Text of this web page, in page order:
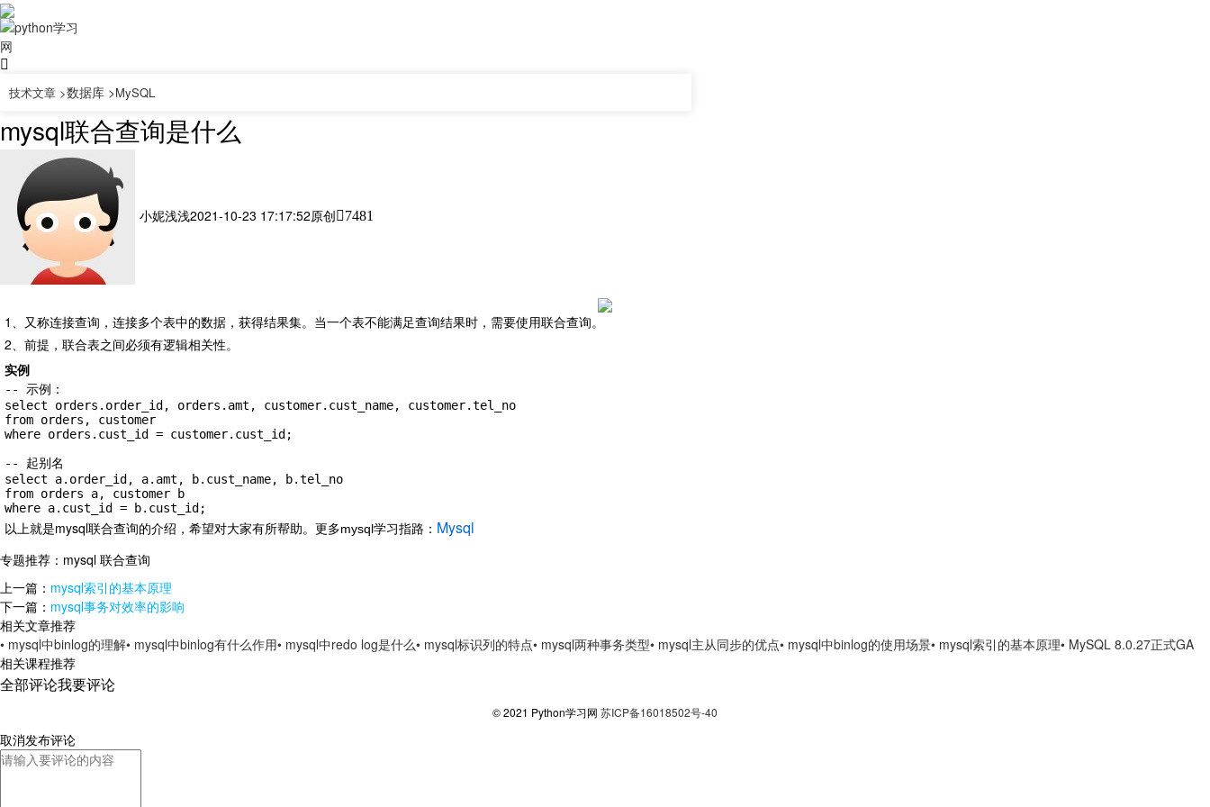
技术文章 >数据库 >MySQL
mysql联合查询是什么
小妮浅浅2021-10-23 17:17:52原创 7481
1、又称连接查询，连接多个表中的数据，获得结果集。当一个表不能满足查询结果时，需要使用联合查询。
2、前提，联合表之间必须有逻辑相关性。
实例
-- 示例：
select orders.order_id, orders.amt, customer.cust_name, customer.tel_no
from orders, customer
where orders.cust_id = customer.cust_id;
-- 起别名
select a.order_id, a.amt, b.cust_name, b.tel_no
from orders a, customer b
where a.cust_id = b.cust_id;
以上就是mysql联合查询的介绍，希望对大家有所帮助。 更多mysql学习指路： Mysql
专题推荐： mysql 联合查询
上一篇： mysql索引的基本原理
下一篇： mysql事务对效率的影响
相关文章推荐
• mysql中binlog的理解• mysql中binlog有什么作用• mysql中redo log是什么• mysql标识列的特点• mysql两种事务类型• mysql主从同步的优点• mysql中binlog的使用场景• mysql索引的基本原理• MySQL 8.0.27正式GA
相关课程推荐
全部评论我要评论
© 2021 Python学习网 苏ICP备16018502号-40
取消发布评论